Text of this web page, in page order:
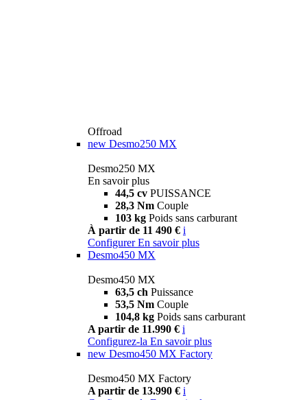
Offroad
new Desmo250 MX
Desmo250 MX
En savoir plus
44,5 cv PUISSANCE
28,3 Nm Couple
103 kg Poids sans carburant
À partir de 11 490 € i
Configurer En savoir plus
Desmo450 MX
Desmo450 MX
63,5 ch Puissance
53,5 Nm Couple
104,8 kg Poids sans carburant
A partir de 11.990 € i
Configurez-la En savoir plus
new Desmo450 MX Factory
Desmo450 MX Factory
A partir de 13.990 € i